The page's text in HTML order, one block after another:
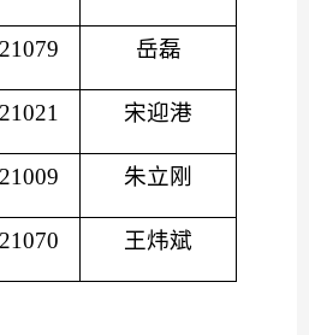
岳磊
宋迎港
朱立刚
王炜斌